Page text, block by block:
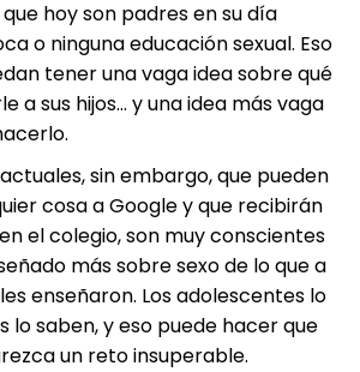
hoy son padres en su día
o ninguna educación sexual. Eso
tener una vaga idea sobre qué
a sus hijos… y una idea más vaga
sin embargo, que pueden
cosa a Google y que recibirán
el colegio, son muy conscientes
más sobre sexo de lo que a
enseñaron. Los adolescentes lo
lo saben, y eso puede hacer que
un reto insuperable.